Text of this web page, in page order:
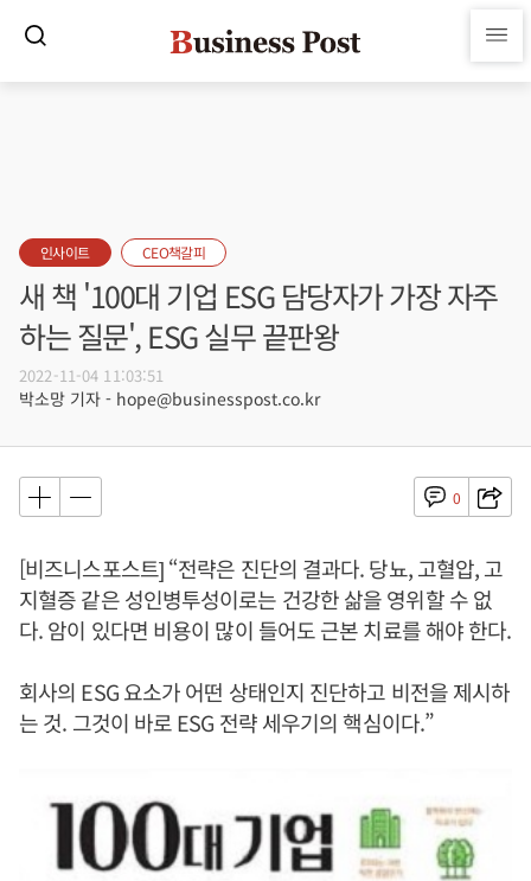
인사이트 CEO책갈피
새 책 '100대 기업 ESG 담당자가 가장 자주
하는 질문', ESG 실무 끝판왕
2022-11-04 11:03:51
박소망 기자 - hope@businesspost.co.kr
0
[비즈니스포스트] “전략은 진단의 결과다. 당뇨, 고혈압, 고
지혈증 같은 성인병투성이로는 건강한 삶을 영위할 수 없
다. 암이 있다면 비용이 많이 들어도 근본 치료를 해야 한다.
회사의 ESG 요소가 어떤 상태인지 진단하고 비전을 제시하
는 것. 그것이 바로 ESG 전략 세우기의 핵심이다.”